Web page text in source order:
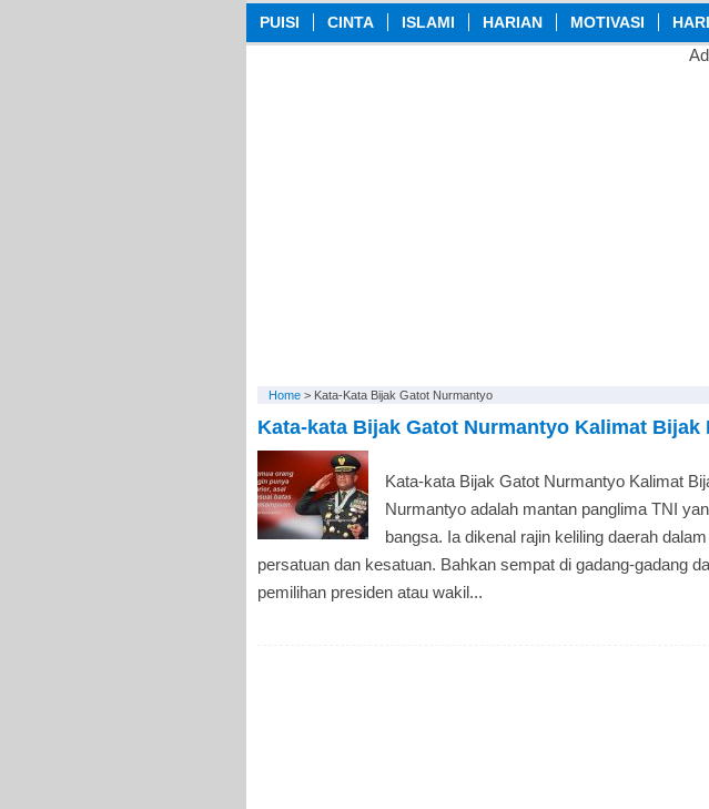
PUISI CINTA ISLAMI HARIAN MOTIVASI
Home > Kata-Kata Bijak Gatot Nurmantyo
Kata-kata Bijak Gatot Nurmantyo Kalimat Bijak
Kata-kata Bijak Gatot Nurmantyo Kalimat
Nurmantyo adalah mantan panglima TNI
bangsa. Ia dikenal rajin keliling daerah
persatuan dan kesatuan. Bahkan sempat di gadang-gadang
pemilihan presiden atau wakil...